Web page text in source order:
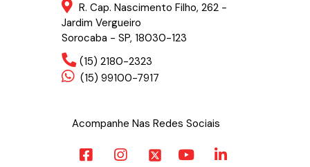
R. Cap. Nascimento Filho, 262 -
Jardim Vergueiro
Sorocaba - SP, 18030-123
(15) 2180-2323
(15) 99100-7917
Acompanhe Nas Redes Sociais